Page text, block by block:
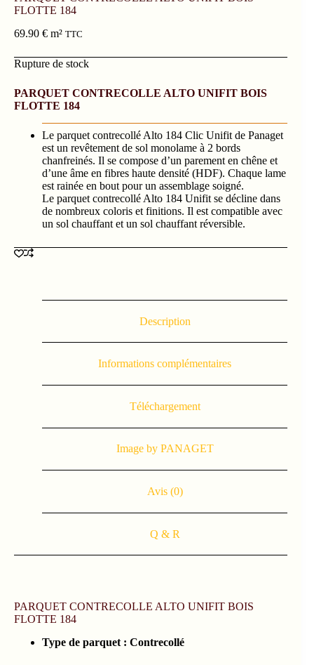
FLOTTE 184
69.90 € m² TTC
Rupture de stock
PARQUET CONTRECOLLE ALTO UNIFIT BOIS
FLOTTE 184
Le parquet contrecollé Alto 184 Clic Unifit de Panaget
est un revêtement de sol monolame à 2 bords
chanfreinés. Il se compose d’un parement en chêne et
d’une âme en fibres haute densité (HDF). Chaque lame
est rainée en bout pour un assemblage soigné.
Le parquet contrecollé Alto 184 Unifit se décline dans
de nombreux coloris et finitions. Il est compatible avec
un sol chauffant et un sol chauffant réversible.
Description
Informations complémentaires
Téléchargement
Image by PANAGET
Avis (0)
Q & R
PARQUET CONTRECOLLE ALTO UNIFIT BOIS
FLOTTE 184
Type de parquet : Contrecollé